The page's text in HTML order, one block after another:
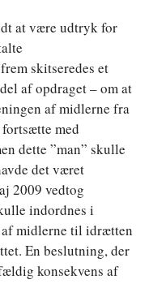
at være udtryk for
skitseredes et
af opdraget – om at
af midlerne fra
med
dette ”man” skulle
det været
2009 vedtog
indordnes i
midlerne til idrætten
En beslutning, der
konsekvens af